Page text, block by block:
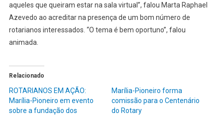
aqueles que queiram estar na sala virtual”, falou Marta Raphael
Azevedo ao acreditar na presença de um bom número de
rotarianos interessados. “O tema é bem oportuno”, falou
animada.
Relacionado
ROTARIANOS EM AÇÃO:
Marília-Pioneiro em evento
sobre a fundação dos
Marília-Pioneiro forma
comissão para o Centenário
do Rotary